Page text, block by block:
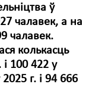
ў
чалавек, а на
чалавек.
колькасць
100 422 у
г. і 94 666